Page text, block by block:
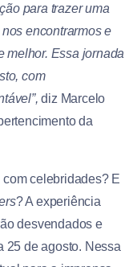
para trazer uma
encontrarmos e
melhor. Essa jornada
com
diz Marcelo
da
celebridades? E
? A experiência
desvendados e
25 de agosto. Nessa